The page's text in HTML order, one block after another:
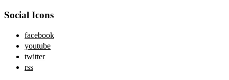
Social Icons
facebook
youtube
twitter
rss